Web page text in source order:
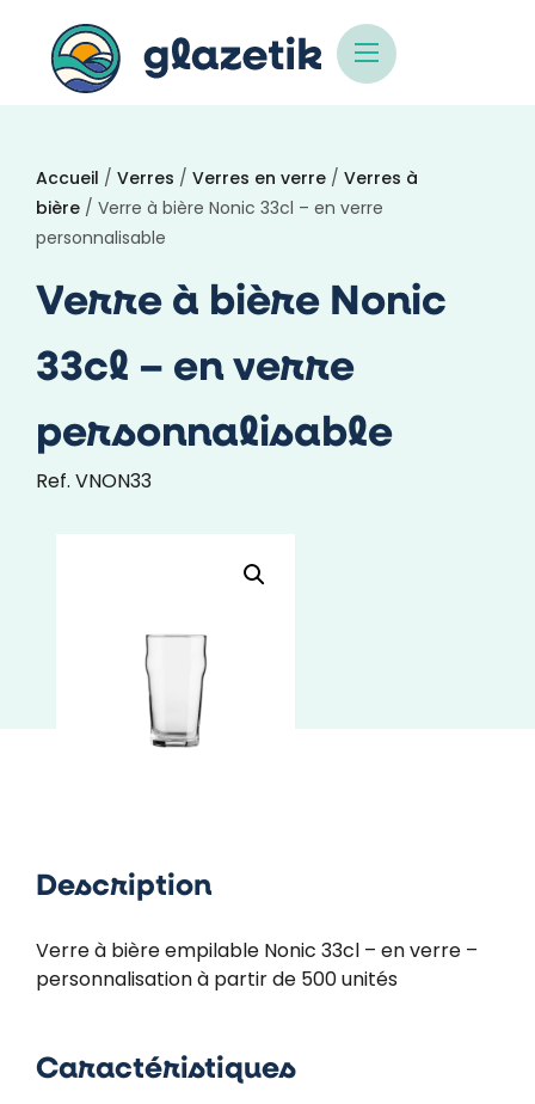
Accueil / Verres / Verres en verre / Verres à
bière / Verre à bière Nonic 33cl – en verre
personnalisable
Verre à bière Nonic
33cl – en verre
personnalisable
Ref. VNON33
Description
Verre à bière empilable Nonic 33cl – en verre –
personnalisation à partir de 500 unités
Caractéristiques